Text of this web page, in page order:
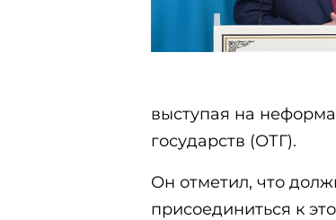
выступая на
государств (ОТГ).
Он отметил, что
присоединиться к